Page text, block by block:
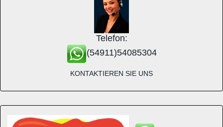
Telefon:
(54911)54085304
KONTAKTIEREN SIE UNS